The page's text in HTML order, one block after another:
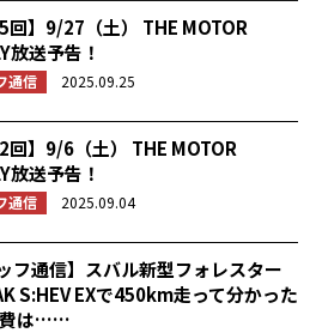
回】9/27（土） THE MOTOR
放送予告！
通信 2025.09.25
回】9/6（土） THE MOTOR
放送予告！
通信 2025.09.04
フ通信】スバル新型フォレスター
S:HEV EXで450km走って分かった
費は……